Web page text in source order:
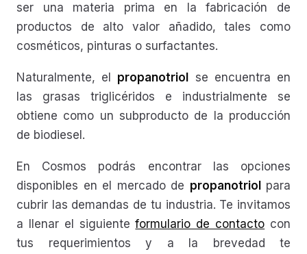
ser una materia prima en la fabricación de
productos de alto valor añadido, tales como
cosméticos, pinturas o surfactantes.
Naturalmente, el propanotriol
se encuentra en
las grasas triglicéridos e industrialmente se
obtiene como un subproducto de la producción
de biodiesel.
En Cosmos podrás encontrar las opciones
disponibles en el mercado de propanotriolpara
cubrir las demandas de tu industria. Te invitamos
a llenar el siguienteformulario de contacto con
tus requerimientos y a la brevedad te